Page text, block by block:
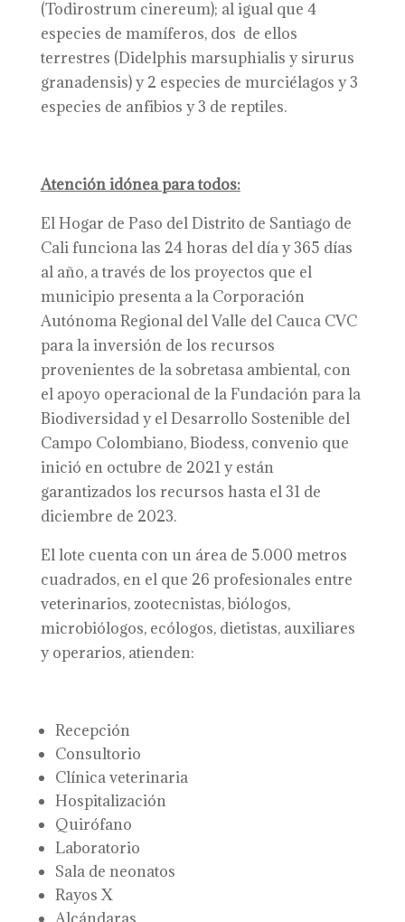
(Todirostrum cinereum); al igual que 4
especies de mamíferos, dos de ellos
terrestres (Didelphis marsuphialis y sirurus
granadensis) y 2 especies de murciélagos y 3
especies de anfibios y 3 de reptiles.
Atención idónea para todos:
El Hogar de Paso del Distrito de Santiago de
Cali funciona las 24 horas del día y 365 días
al año, a través de los proyectos que el
municipio presenta a la Corporación
Autónoma Regional del Valle del Cauca CVC
para la inversión de los recursos
provenientes de la sobretasa ambiental, con
el apoyo operacional de la Fundación para la
Biodiversidad y el Desarrollo Sostenible del
Campo Colombiano, Biodess, convenio que
inició en octubre de 2021 y están
garantizados los recursos hasta el 31 de
diciembre de 2023.
El lote cuenta con un área de 5.000 metros
cuadrados, en el que 26 profesionales entre
veterinarios, zootecnistas, biólogos,
microbiólogos, ecólogos, dietistas, auxiliares
y operarios, atienden:
Recepción
Consultorio
Clínica veterinaria
Hospitalización
Quirófano
Laboratorio
Sala de neonatos
Rayos X